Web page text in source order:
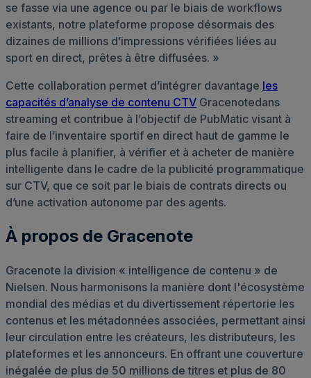
se fasse via une agence ou par le biais de workflows
existants, notre plateforme propose désormais des
dizaines de millions d’impressions vérifiées liées au
sport en direct, prêtes à être diffusées. »
Cette collaboration permet d’intégrer davantage les
capacités d’analyse de contenu CTV Gracenotedans
streaming et contribue à l’objectif de PubMatic visant à
faire de l’inventaire sportif en direct haut de gamme le
plus facile à planifier, à vérifier et à acheter de manière
intelligente dans le cadre de la publicité programmatique
sur CTV, que ce soit par le biais de contrats directs ou
d’une activation autonome par des agents.
À propos de Gracenote
Gracenote la division « intelligence de contenu » de
Nielsen. Nous harmonisons la manière dont l'écosystème
mondial des médias et du divertissement répertorie les
contenus et les métadonnées associées, permettant ainsi
leur circulation entre les créateurs, les distributeurs, les
plateformes et les annonceurs. En offrant une couverture
inégalée de plus de 50 millions de titres et plus de 80